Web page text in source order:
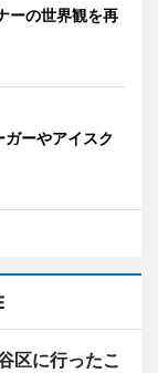
ーの世界観を再
ーやアイスク
区に行ったこ